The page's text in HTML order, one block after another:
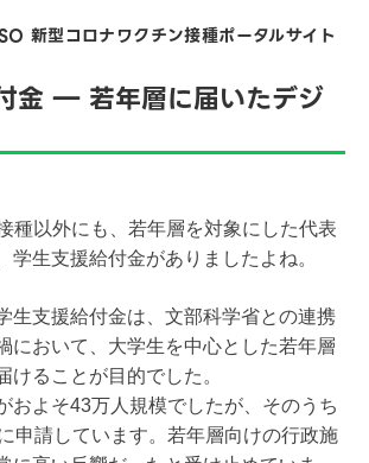
新型コロナワクチン接種ポータルサイト
金 ― 若年層に届いたデジ
種以外にも、若年層を対象にした代表
学生支援給付金がありましたよね。
生支援給付金は、文部科学省との連携
において、大学生を中心とした若年層
けることが目的でした。
およそ43万人規模でしたが、そのうち
申請しています。若年層向けの行政施